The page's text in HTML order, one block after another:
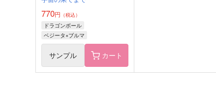
770円 （税込）
ドラゴンボール
ベジータ×ブルマ
サンプル カート